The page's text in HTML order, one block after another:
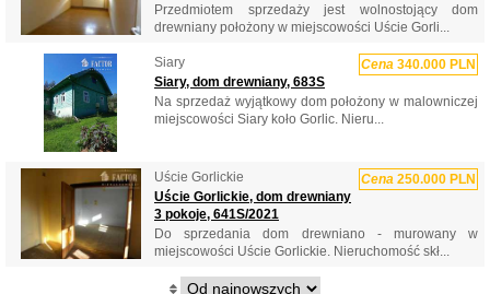
Przedmiotem sprzedaży jest wolnostojący dom
drewniany położony w miejscowości Uście Gorli...
Siary Cena 340.000 PLN
Siary, dom drewniany, 683S
Na sprzedaż wyjątkowy dom położony w malowniczej
miejscowości Siary koło Gorlic. Nieru...
Uście Gorlickie Cena 250.000 PLN
Uście Gorlickie, dom drewniany
3 pokoje, 641S/2021
Do sprzedania dom drewniano - murowany w
miejscowości Uście Gorlickie. Nieruchomość skł...